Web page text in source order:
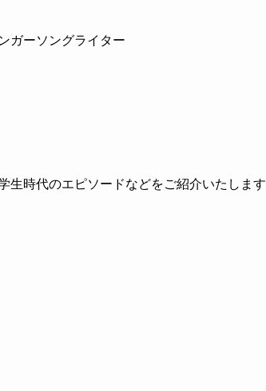
ガーソングライター
生時代のエピソードなどをご紹介いたします